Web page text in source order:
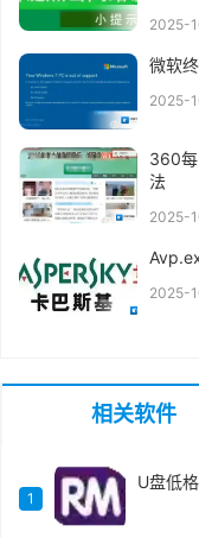
2025-
微软
2025-
360
法
2025-
2025-
相关软件
1
U盘低